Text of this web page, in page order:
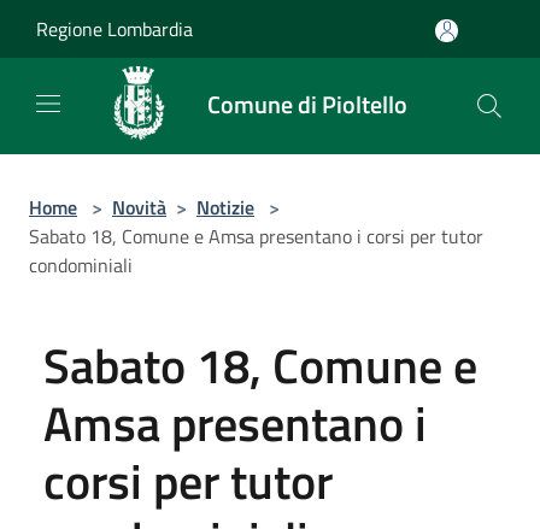
Regione Lombardia
Comune di Pioltello
Home > Novità > Notizie >
Sabato 18, Comune e Amsa presentano i corsi per tutor
condominiali
Sabato 18, Comune e
Amsa presentano i
corsi per tutor